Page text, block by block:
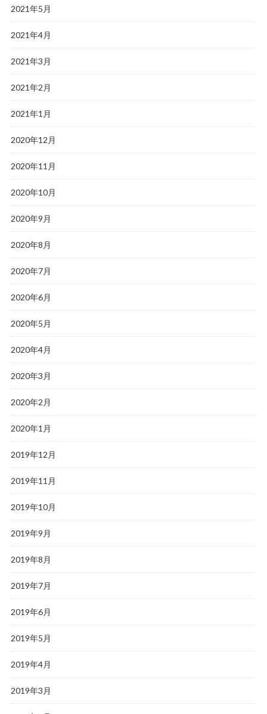
2021年5月
2021年4月
2021年3月
2021年2月
2021年1月
2020年12月
2020年11月
2020年10月
2020年9月
2020年8月
2020年7月
2020年6月
2020年5月
2020年4月
2020年3月
2020年2月
2020年1月
2019年12月
2019年11月
2019年10月
2019年9月
2019年8月
2019年7月
2019年6月
2019年5月
2019年4月
2019年3月